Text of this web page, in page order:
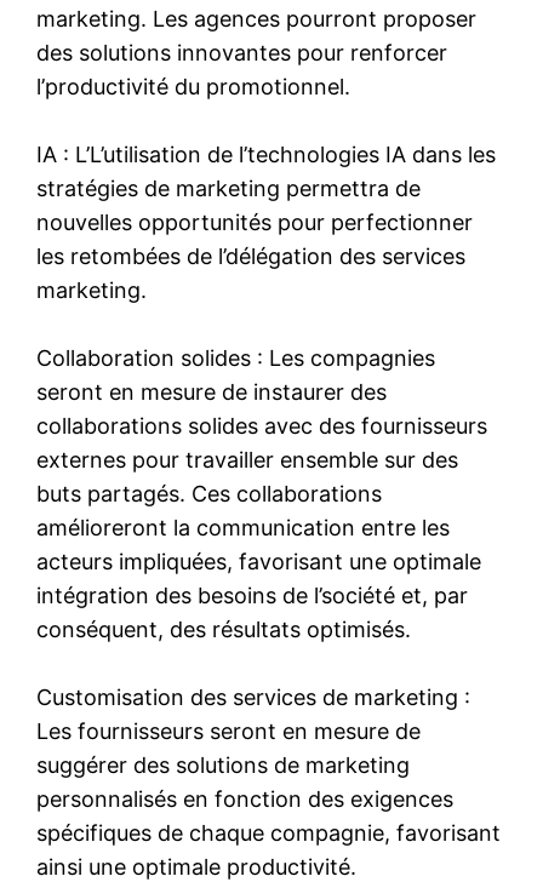
marketing. Les agences pourront proposer
des solutions innovantes pour renforcer
l’productivité du promotionnel.
IA : L’L’utilisation de l’technologies IA dans les
stratégies de marketing permettra de
nouvelles opportunités pour perfectionner
les retombées de l’délégation des services
marketing.
Collaboration solides : Les compagnies
seront en mesure de instaurer des
collaborations solides avec des fournisseurs
externes pour travailler ensemble sur des
buts partagés. Ces collaborations
amélioreront la communication entre les
acteurs impliquées, favorisant une optimale
intégration des besoins de l’société et, par
conséquent, des résultats optimisés.
Customisation des services de marketing :
Les fournisseurs seront en mesure de
suggérer des solutions de marketing
personnalisés en fonction des exigences
spécifiques de chaque compagnie, favorisant
ainsi une optimale productivité.